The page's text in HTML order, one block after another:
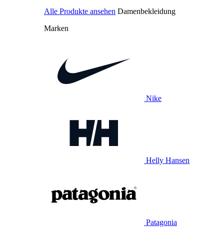
Alle Produkte ansehen Damenbekleidung
Marken
Nike
Helly Hansen
Patagonia